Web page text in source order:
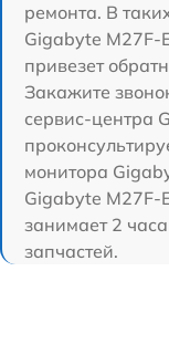
ремонта. В
Gigabyte M27F-
привезет
Закажите
сервис-центра
монитора
Gigabyte M27F-
занимает 2
запчастей.